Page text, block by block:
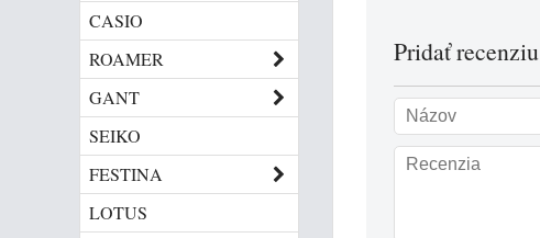
Pridať recenziu
CASIO
ROAMER
GANT
SEIKO
FESTINA
LOTUS